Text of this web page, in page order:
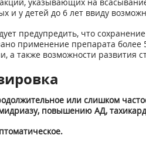
и у детей до 6 лет ввиду
предупредить, что
применение препарата
а также возможности развития
или слишком
повышению АД,